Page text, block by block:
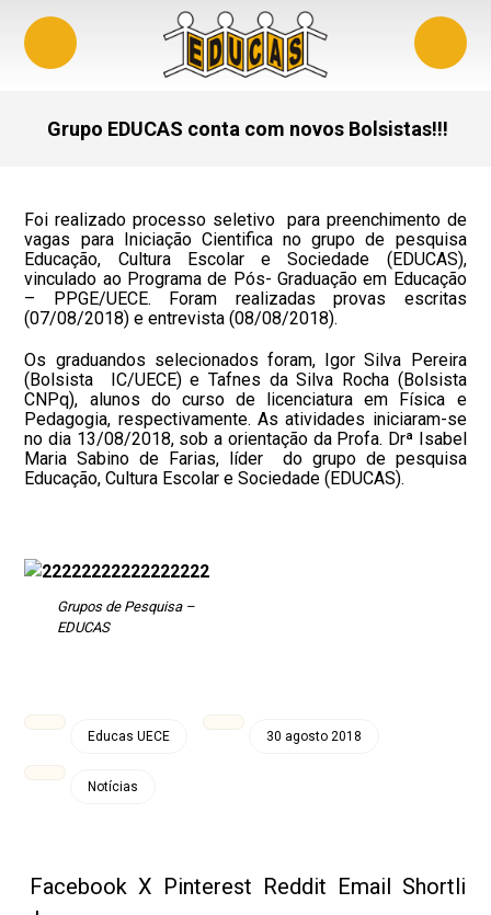
Grupo EDUCAS conta com novos Bolsistas!!!
Foi realizado processo seletivo para preenchimento de
vagas para Iniciação Cientifica no grupo de pesquisa
Educação, Cultura Escolar e Sociedade (EDUCAS),
vinculado ao Programa de Pós- Graduação em Educação
– PPGE/UECE. Foram realizadas provas escritas
(07/08/2018) e entrevista (08/08/2018).
Os graduandos selecionados foram, Igor Silva Pereira
(Bolsista IC/UECE) e Tafnes da Silva Rocha (Bolsista
CNPq), alunos do curso de licenciatura em Física e
Pedagogia, respectivamente. As atividades iniciaram-se
no dia 13/08/2018, sob a orientação da Profa. Drª Isabel
Maria Sabino de Farias, líder do grupo de pesquisa
Educação, Cultura Escolar e Sociedade (EDUCAS).
Grupos de Pesquisa –
EDUCAS
Educas UECE 30 agosto 2018
Notícias
Facebook X Pinterest Reddit Email Shortli